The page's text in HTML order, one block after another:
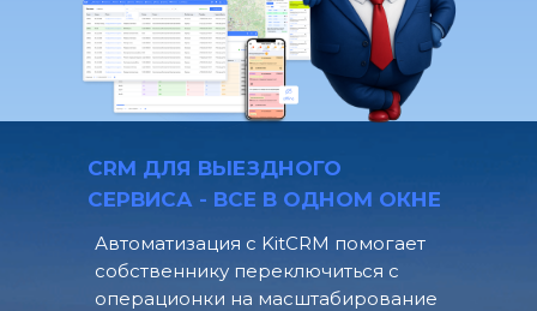
CRM ДЛЯ ВЫЕЗДНОГО
СЕРВИСА - ВСЕ В ОДНОМ ОКНЕ
Автоматизация с KitCRM помогает
собственнику переключиться с
операционки на масштабирование